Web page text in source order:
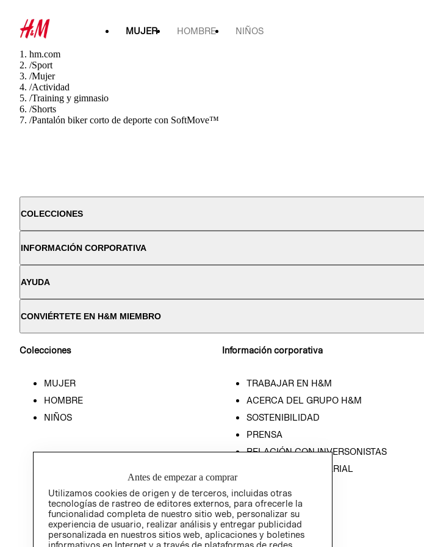
MUJER HOMBRE NIÑOS
hm.com
/Sport
/Mujer
/Actividad
/Training y gimnasio
/Shorts
/Pantalón biker corto de deporte con SoftMove™
COLECCIONES
INFORMACIÓN CORPORATIVA
AYUDA
CONVIÉRTETE EN H&M MIEMBRO
Colecciones
MUJER
HOMBRE
NIÑOS
Información corporativa
TRABAJAR EN H&M
ACERCA DEL GRUPO H&M
SOSTENIBILIDAD
PRENSA
RELACIÓN CON INVERSONISTAS
POLÍTICA EMPRESARIAL
Antes de empezar a comprar
Utilizamos cookies de origen y de terceros, incluidas otras
tecnologías de rastreo de editores externos, para ofrecerle la
funcionalidad completa de nuestro sitio web, personalizar su
experiencia de usuario, realizar análisis y entregar publicidad
personalizada en nuestros sitios web, aplicaciones y boletines
informativos en Internet y a través de plataformas de redes